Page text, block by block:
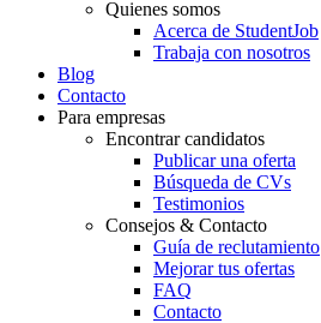
Quienes somos
Acerca de StudentJob
Trabaja con nosotros
Blog
Contacto
Para empresas
Encontrar candidatos
Publicar una oferta
Búsqueda de CVs
Testimonios
Consejos & Contacto
Guía de reclutamiento
Mejorar tus ofertas
FAQ
Contacto